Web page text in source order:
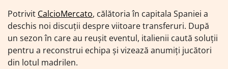
Potrivit CalcioMercato, călătoria în capitala Spaniei a
deschis noi discuții despre viitoare transferuri. După
un sezon în care au reușit eventul, italienii caută soluții
pentru a reconstrui echipa și vizează anumiți jucători
din lotul madrilen.